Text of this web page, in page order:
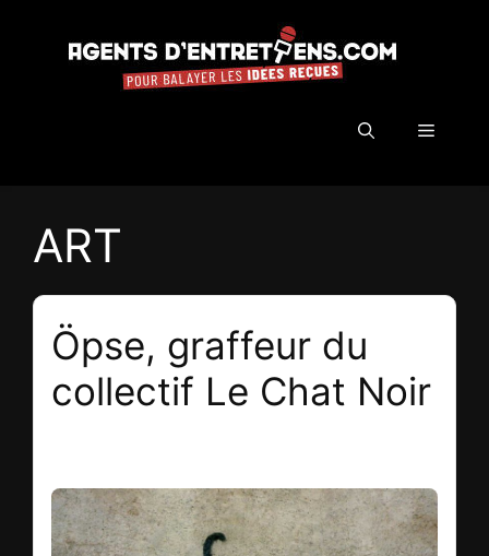
contenu
Menu
ART
Öpse, graffeur du
collectif Le Chat Noir